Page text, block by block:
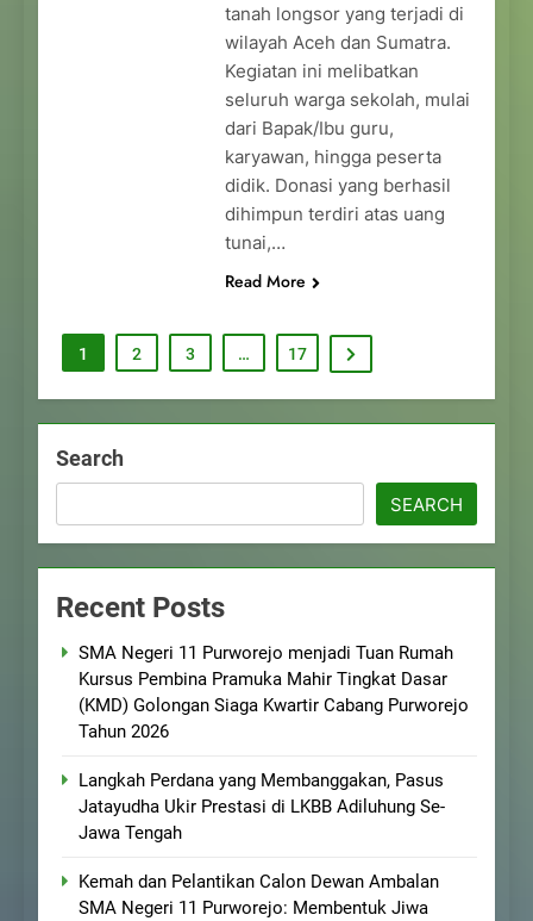
tanah longsor yang terjadi di
wilayah Aceh dan Sumatra.
Kegiatan ini melibatkan
seluruh warga sekolah, mulai
dari Bapak/Ibu guru,
karyawan, hingga peserta
didik. Donasi yang berhasil
dihimpun terdiri atas uang
tunai,…
Read More
1 2 3 … 17
Search
SEARCH
Recent Posts
SMA Negeri 11 Purworejo menjadi Tuan Rumah
Kursus Pembina Pramuka Mahir Tingkat Dasar
(KMD) Golongan Siaga Kwartir Cabang Purworejo
Tahun 2026
Langkah Perdana yang Membanggakan, Pasus
Jatayudha Ukir Prestasi di LKBB Adiluhung Se-
Jawa Tengah
Kemah dan Pelantikan Calon Dewan Ambalan
SMA Negeri 11 Purworejo: Membentuk Jiwa